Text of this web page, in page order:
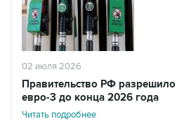
02 июля 2026
Правительство РФ
евро-3 до конца 2026 года
Читать подробнее